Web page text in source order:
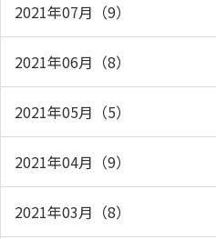
2021年07月（9）
2021年06月（8）
2021年05月（5）
2021年04月（9）
2021年03月（8）